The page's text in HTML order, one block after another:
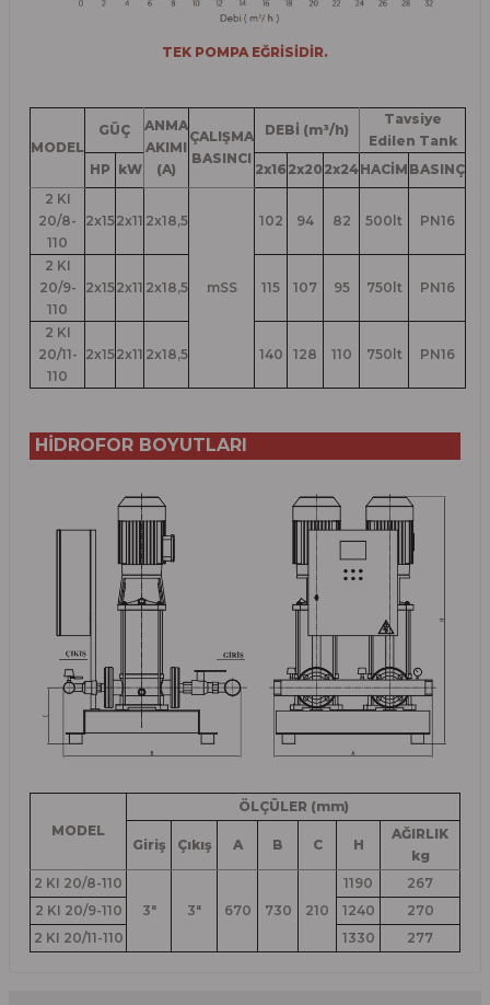
TEK POMPA EĞRİSİDİR.
MODEL
GÜÇ
ANMA
AKIMI
(A)
ÇALIŞMA
BASINCI
DEBİ (m³/h)
Tavsiye
Edilen Tank
HP kW 2x16 2x20 2x24HACİM BASINÇ
2 KI
20/8-
110
2x152x11 2x18,5
mSS
102 94 82 500lt PN16
2 KI
20/9-
110
2x152x11 2x18,5 115 107 95 750lt PN16
2 KI
20/11-
110
2x152x11 2x18,5 140 128 110 750lt PN16
HİDROFOR BOYUTLARI
MODEL
ÖLÇÜLER (mm)
Giriş Çıkış A B C H
AĞIRLIK
kg
2 KI 20/8-110
3"
3" 670 730 210
1190
267
2 KI 20/9-110
1240
270
2 KI 20/11-110
1330 277